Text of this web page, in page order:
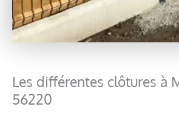
Les différentes clôtures à
56220